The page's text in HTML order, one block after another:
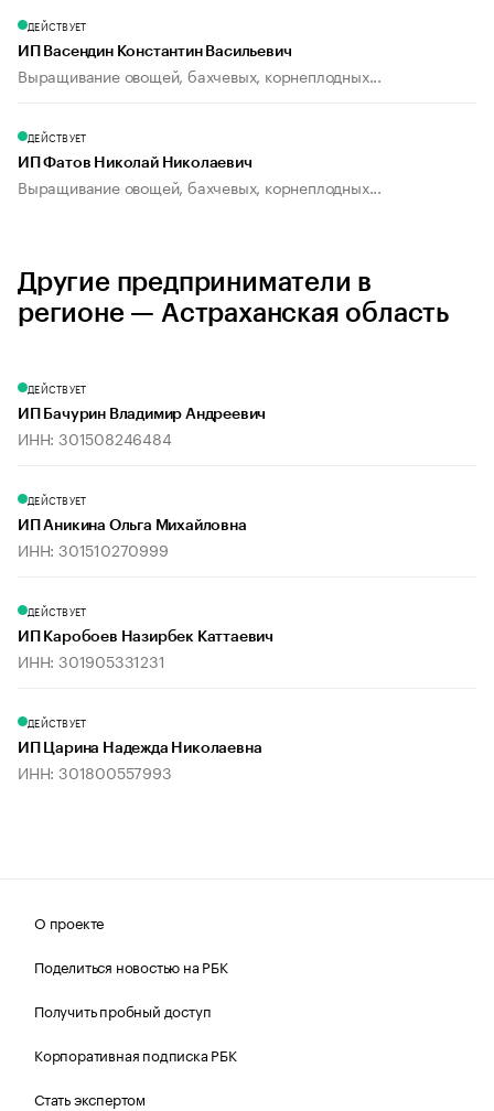
ДЕЙСТВУЕТ
ИП Васендин Константин Васильевич
Выращивание овощей, бахчевых, корнеплодных...
ДЕЙСТВУЕТ
ИП Фатов Николай Николаевич
Выращивание овощей, бахчевых, корнеплодных...
Другие предприниматели в
регионе — Астраханская область
ДЕЙСТВУЕТ
ИП Бачурин Владимир Андреевич
ИНН: 301508246484
ДЕЙСТВУЕТ
ИП Аникина Ольга Михайловна
ИНН: 301510270999
ДЕЙСТВУЕТ
ИП Каробоев Назирбек Каттаевич
ИНН: 301905331231
ДЕЙСТВУЕТ
ИП Царина Надежда Николаевна
ИНН: 301800557993
О проекте
Поделиться новостью на РБК
Получить пробный доступ
Корпоративная подписка РБК
Стать экспертом